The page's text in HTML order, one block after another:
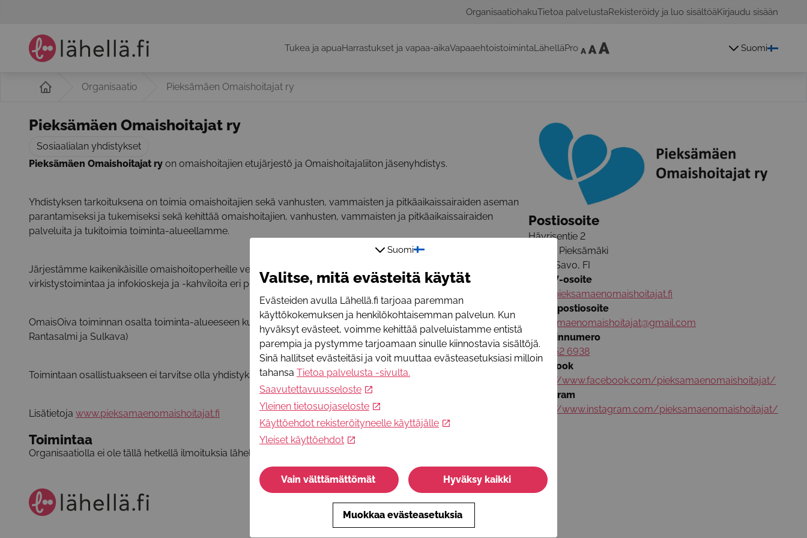
OrganisaatiohakuTietoa palvelustaRekisteröidy ja luo sisältöäKirjaudu sisään
Tukea ja apuaHarrastukset ja vapaa-aikaVapaaehtoistoimintaLähelläPro Suomi
Organisaatio Pieksämäen Omaishoitajat ry
Pieksämäen Omaishoitajat ry
Sosiaalialan yhdistykset
Pieksämäen Omaishoitajat ry on omaishoitajien etujärjestö ja Omaishoitajaliiton jäsenyhdistys.
Yhdistyksen tarkoituksena on toimia omaishoitajien sekä vanhusten, vammaisten ja pitkäaikaissairaiden aseman
parantamiseksi ja tukemiseksi sekä kehittää omaishoitajien, vanhusten, vammaisten ja pitkäaikaissairaiden
palveluita ja tukitoimia toiminta-alueellamme.
Järjestämme kaikenikäisille omaishoitoperheille vertaistoimintaa, Ovet- valmennusta, ohjausta ja neuvontaa,
virkistystoimintaa ja infokioskeja ja -kahviloita eri puolella toiminta-aluettamme.
OmaisOiva toiminnan osalta toiminta-alueeseen kuuluu myös Savonlinnan seutu (Savonlinna, Enonkoski,
Rantasalmi ja Sulkava)
Toimintaan osallistuakseen ei tarvitse olla yhdistyksen jäsen tai sopimusomaishoitaja.
Lisätietoja www.pieksamaenomaishoitajat.fi
Toimintaa
Organisaatiolla ei ole tällä hetkellä ilmoituksia lähellä.fi-palvelussa.
Postiosoite
Häyrisentie 2
Pieksämäki
Etelä-Savo, FI
WWW-osoite
www.pieksamaenomaishoitajat.fi
Sähköpostiosoite
pieksamaenomaishoitajat@gmail.com
Puhelinnumero
040 152 6938
Facebook
https://www.facebook.com/pieksamaenomaishoitajat/
Instagram
https://www.instagram.com/pieksamaenomaishoitajat/
Suomi
Valitse, mitä evästeitä käytät
Evästeiden avulla Lähellä.fi tarjoaa paremman
käyttökokemuksen ja henkilökohtaisemman palvelun. Kun
hyväksyt evästeet, voimme kehittää palveluistamme entistä
parempia ja pystymme tarjoamaan sinulle kiinnostavia sisältöjä.
Sinä hallitset evästeitäsi ja voit muuttaa evästeasetuksiasi milloin
tahansa Tietoa palvelusta -sivulta.
Saavutettavuusseloste
Yleinen tietosuojaseloste
Käyttöehdot rekisteröityneelle käyttäjälle
Yleiset käyttöehdot
Vain välttämättömät Hyväksy kaikki
Muokkaa evästeasetuksia